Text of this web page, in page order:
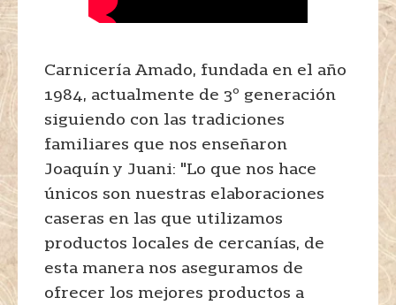
Carnicería Amado, fundada en el año
1984, actualmente de 3º generación
siguiendo con las tradiciones
familiares que nos enseñaron
Joaquín y Juani: "Lo que nos hace
únicos son nuestras elaboraciones
caseras en las que utilizamos
productos locales de cercanías, de
esta manera nos aseguramos de
ofrecer los mejores productos a